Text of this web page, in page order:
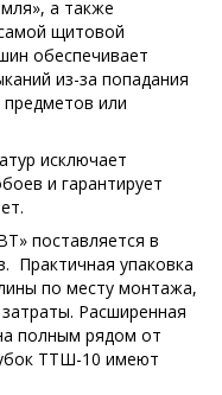
а также
щитовой
обеспечивает
из-за попадания
или
исключает
и гарантирует
поставляется в
Практичная упаковка
по месту монтажа,
Расширенная
полным рядом от
ТТШ-10 имеют